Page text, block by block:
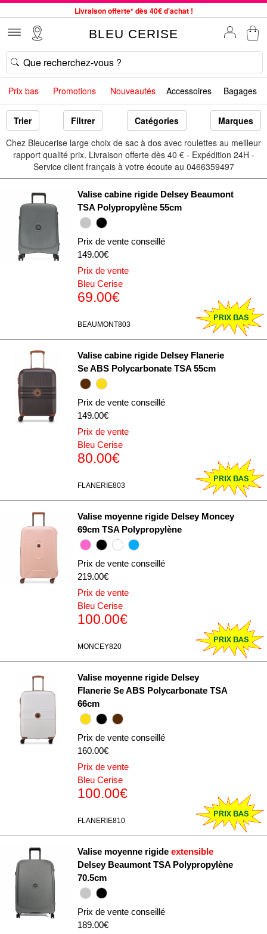
Livraison offerte* dès 40€ d'achat !
Commande avant 12h expédiée le jour même, du lundi au vendredi
33 magasins en France. Un à proximité de chez vous ?
Bon shopping chez BLEU CERISE !
Jusqu'à -75% sur le site du 29/07 au 27/08
Samsonite, Delsey, American Tourister, Little Marcel à Prix Bas
BLEU CERISE
Prix bas Promotions Nouveautés Accessoires Bagages
Trier Filtrer Catégories
Marques
Chez Bleucerise large choix de sac à dos avec roulettes au meilleur
rapport qualité prix. Livraison offerte dès 40 € - Expédition 24H -
Service client français à votre écoute au 0466359497
Valise cabine rigide Delsey Beaumont
TSA Polypropylène 55cm
Prix de vente conseillé
149.00€
Prix de vente
Bleu Cerise
69.00€
BEAUMONT803
Valise cabine rigide Delsey Flanerie
Se ABS Polycarbonate TSA 55cm
Prix de vente conseillé
149.00€
Prix de vente
Bleu Cerise
80.00€
FLANERIE803
Valise moyenne rigide Delsey Moncey
69cm TSA Polypropylène
Prix de vente conseillé
219.00€
Prix de vente
Bleu Cerise
100.00€
MONCEY820
Valise moyenne rigide Delsey
Flanerie Se ABS Polycarbonate TSA
66cm
Prix de vente conseillé
160.00€
Prix de vente
Bleu Cerise
100.00€
FLANERIE810
Valise moyenne rigide extensible
Delsey Beaumont TSA Polypropylène
70.5cm
Prix de vente conseillé
189.00€